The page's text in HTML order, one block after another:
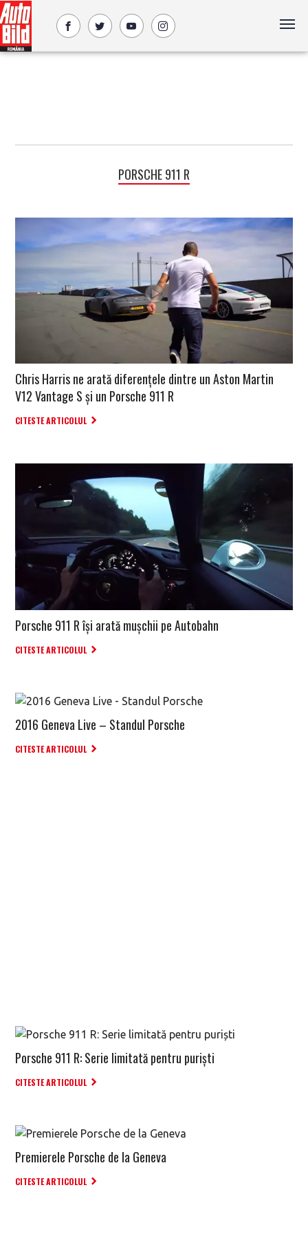
PORSCHE 911 R
Chris Harris ne arată diferențele dintre un Aston Martin
V12 Vantage S și un Porsche 911 R
CITESTE ARTICOLUL
Porsche 911 R își arată mușchii pe Autobahn
CITESTE ARTICOLUL
2016 Geneva Live – Standul Porsche
CITESTE ARTICOLUL
Porsche 911 R: Serie limitată pentru puriști
CITESTE ARTICOLUL
Premierele Porsche de la Geneva
CITESTE ARTICOLUL